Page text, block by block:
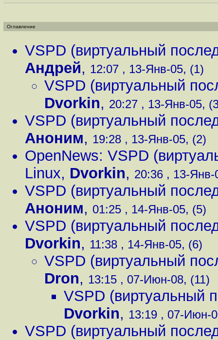
Оглавление
VSPD (виртуальный
Андрей, 12:07 , 13-Янв-05, (1)
VSPD (виртуальный
Dvorkin, 20:27 , 13-Янв-05,
VSPD (виртуальный
Аноним, 19:28 , 13-Янв-05, (2)
OpenNews: VSPD
Linux, Dvorkin, 20:36 , 13-Янв-
VSPD (виртуальный
Аноним, 01:25 , 14-Янв-05, (5)
VSPD (виртуальный
Dvorkin, 11:38 , 14-Янв-05, (6)
VSPD (виртуальный
Dron, 13:15 , 07-Июн-08, (11)
VSPD (виртуальный
Dvorkin, 13:19 , 07-Июн-
VSPD (виртуальный